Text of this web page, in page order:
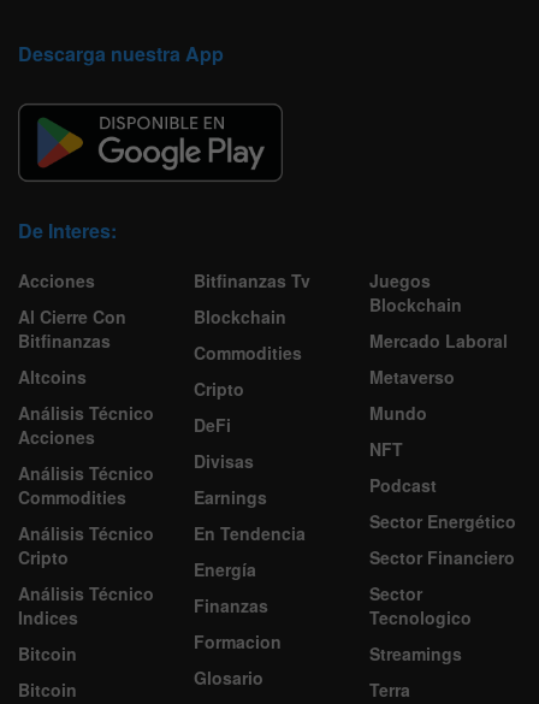
Descarga nuestra App
De Interes:
Acciones
Al Cierre Con
Bitfinanzas
Altcoins
Análisis Técnico
Acciones
Análisis Técnico
Commodities
Análisis Técnico
Cripto
Análisis Técnico
Indices
Bitcoin
Bitcoin
Bitfinanzas Tv
Blockchain
Commodities
Cripto
DeFi
Divisas
Earnings
En Tendencia
Energía
Finanzas
Formacion
Glosario
Juegos
Blockchain
Mercado Laboral
Metaverso
Mundo
NFT
Podcast
Sector Energético
Sector Financiero
Sector
Tecnologico
Streamings
Terra